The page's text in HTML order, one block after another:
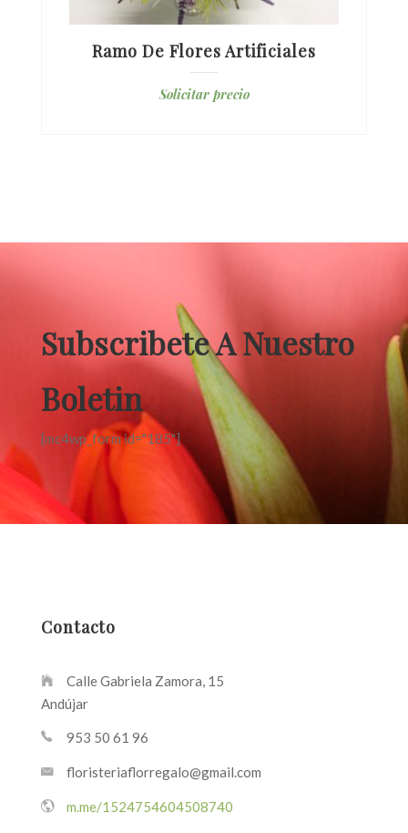
Ramo De Flores Artificiales
Solicitar precio
Subscribete A Nuestro
Boletin
[mc4wp_form id="185"]
Contacto
Calle Gabriela Zamora, 15
Andújar
953 50 61 96
floristeriaflorregalo@gmail.com
m.me/1524754604508740